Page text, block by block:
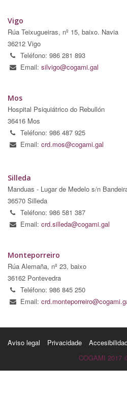
Vigo
Rúa Teixugueiras, nº 15, baixo. Navia
36212 Vigo
Teléfono: 986 281 893
Email: silvigo@cogami.gal
Mos
Hospital Psiquiátrico do Rebullón
36416 Mos
Teléfono: 986 487 925
Email: crd.mos@cogami.gal
Silleda
Manduas - Lugar de Medelo s/n
36570 Silleda
Teléfono: 986 581 387
Email: crd.silleda@cogami.gal
Monteporreiro
Rúa Alemaña, nº 23, baixo
36162 Pontevedra
Teléfono: 986 845 250
Email:
Aviso legal Privacidade
COGAMI 2017